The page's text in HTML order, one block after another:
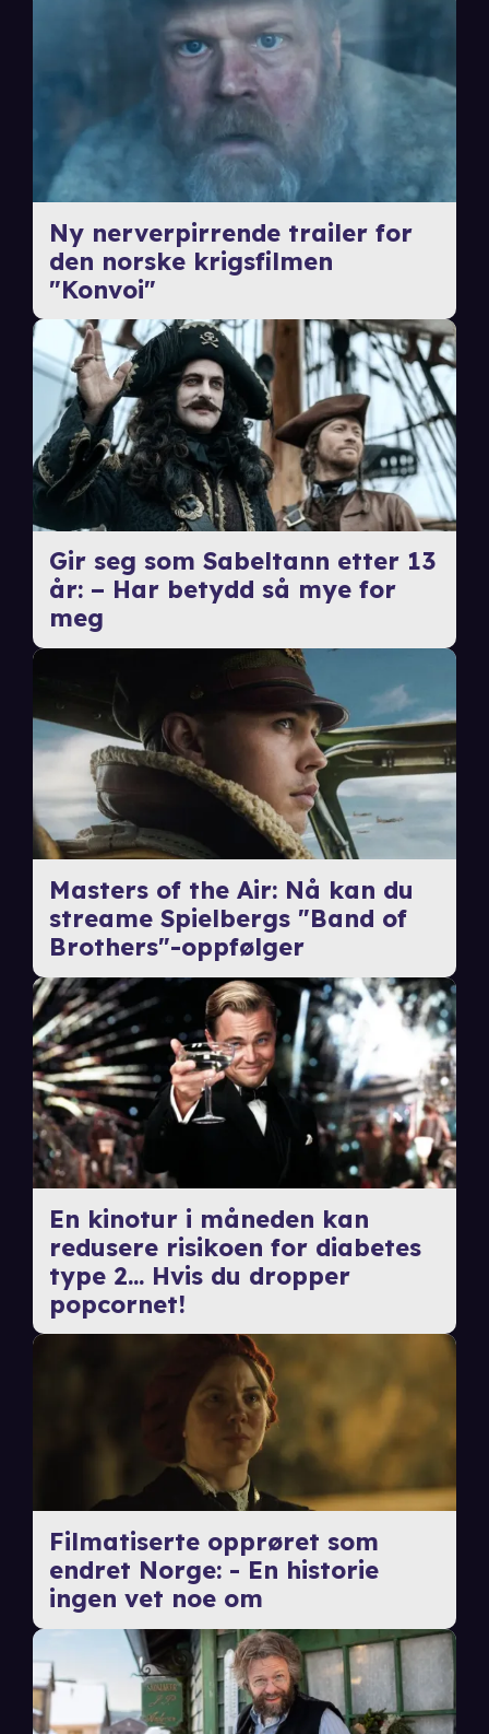
Ny nerverpirrende trailer for
den norske krigsfilmen
"Konvoi"
Gir seg som Sabeltann etter 13
år: – Har betydd så mye for
meg
Masters of the Air: Nå kan du
streame Spielbergs "Band of
Brothers"-oppfølger
En kinotur i måneden kan
redusere risikoen for diabetes
type 2... Hvis du dropper
popcornet!
Filmatiserte opprøret som
endret Norge: - En historie
ingen vet noe om